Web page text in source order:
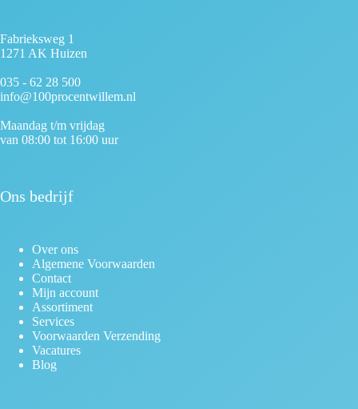
Fabrieksweg 1
1271 AK Huizen
035 - 62 28 500
info@100procentwillem.nl
Maandag t/m vrijdag
van 08:00 tot 16:00 uur
Ons bedrijf
Over ons
Algemene Voorwaarden
Contact
Mijn account
Assortiment
Services
Voorwaarden Verzending
Vacatures
Blog